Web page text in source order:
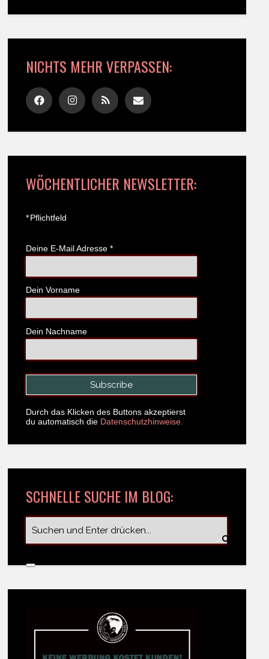
NICHTS MEHR VERPASSEN:
WÖCHENTLICHER NEWSLETTER:
*Pflichtfeld
Deine E-Mail Adresse *
Dein Vorname
Dein Nachname
Durch das Klicken des Buttons akzeptierst
du automatisch die Datenschutzhinweise.
SCHNELLE SUCHE IM BLOG: